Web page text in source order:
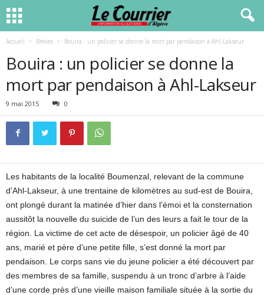
Accueil Brèves Bouira : un policier se donne la mort par pendaison à Ahl-Lakseur
Bouira : un policier se donne la
mort par pendaison à Ahl-Lakseur
9 mai 2015 0
Les habitants de la localité Boumenzal, relevant de la commune
d’Ahl-Lakseur, à une trentaine de kilomètres au sud-est de Bouira,
ont plongé durant la matinée d’hier dans l’émoi et la consternation
aussitôt la nouvelle du suicide de l’un des leurs a fait le tour de la
région. La victime de cet acte de désespoir, un policier âgé de 40
ans, marié et père d’une petite fille, s’est donné la mort par
pendaison. Le corps sans vie du jeune policier a été découvert par
des membres de sa famille, suspendu à un tronc d’arbre à l’aide
d’une corde près d’une vieille maison familiale située à la sortie du